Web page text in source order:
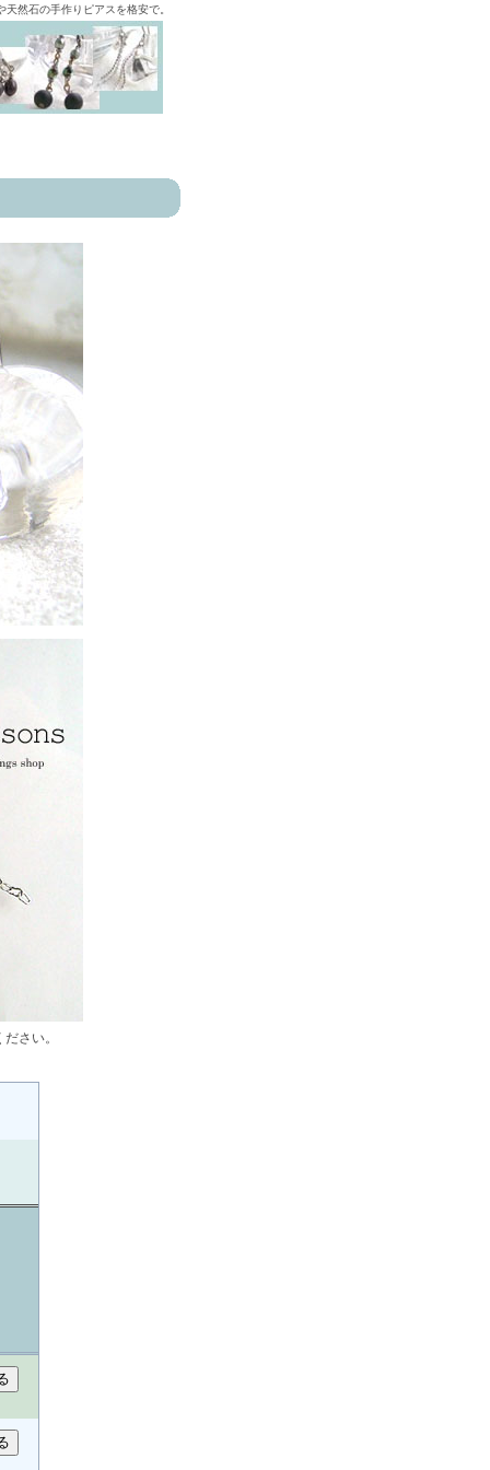
然石の手作りピアスを格安で。
さい。